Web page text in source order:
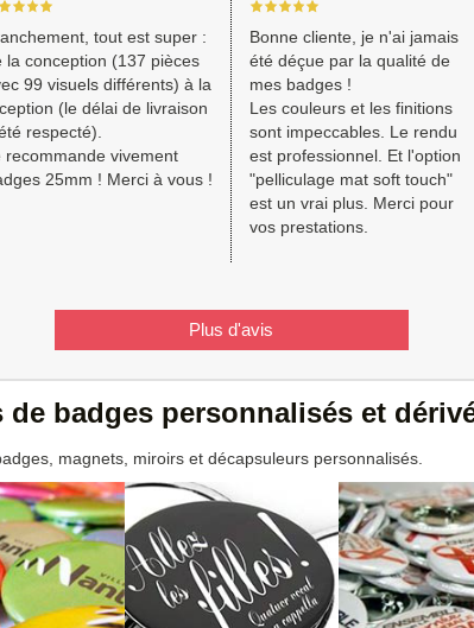
tout est super :
la conception (137 pièces
99 visuels différents) à la
(le délai de livraison
respecté).
recommande vivement
25mm ! Merci à vous !
Bonne cliente, je n'ai jamais
été déçue par la qualité de
mes badges !
Les couleurs et les finitions
sont impeccables. Le rendu
est professionnel. Et l'option
"pelliculage mat soft touch"
est un vrai plus. Merci pour
vos prestations.
Plus d'avis
badges personnalisés et
magnets, miroirs et décapsuleurs personnalisés.